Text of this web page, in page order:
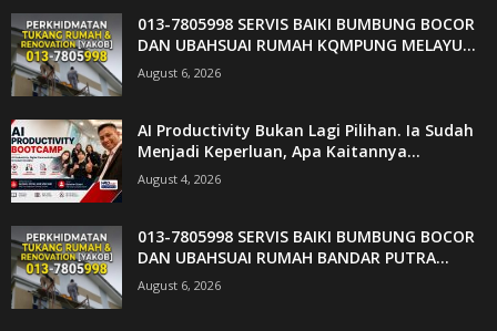
013-7805998 SERVIS BAIKI BUMBUNG BOCOR
DAN UBAHSUAI RUMAH KQMPUNG MELAYU...
August 6, 2026
AI Productivity Bukan Lagi Pilihan. Ia Sudah
Menjadi Keperluan, Apa Kaitannya...
August 4, 2026
013-7805998 SERVIS BAIKI BUMBUNG BOCOR
DAN UBAHSUAI RUMAH BANDAR PUTRA...
August 6, 2026